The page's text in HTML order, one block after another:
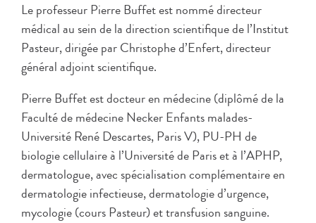
Le professeur Pierre Buffet est nommé directeur
médical au sein de la direction scientifique de l’Institut
Pasteur, dirigée par Christophe d’Enfert, directeur
général adjoint scientifique.
Pierre Buffet est docteur en médecine (diplômé de la
Faculté de médecine Necker Enfants malades-
Université René Descartes, Paris V), PU-PH de
biologie cellulaire à l’Université de Paris et à l’APHP,
dermatologue, avec spécialisation complémentaire en
dermatologie infectieuse, dermatologie d’urgence,
mycologie (cours Pasteur) et transfusion sanguine.